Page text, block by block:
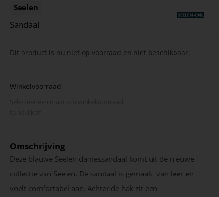
Seelen
Sandaal
Dit product is nu niet op voorraad en niet beschikbaar.
Winkelvoorraad
Omschrijving
Deze blauwe Seelen damessandaal komt uit de nieuwe
collectie van Seelen. De sandaal is gemaakt van leer en
voelt comfortabel aan. Achter de hak zit een